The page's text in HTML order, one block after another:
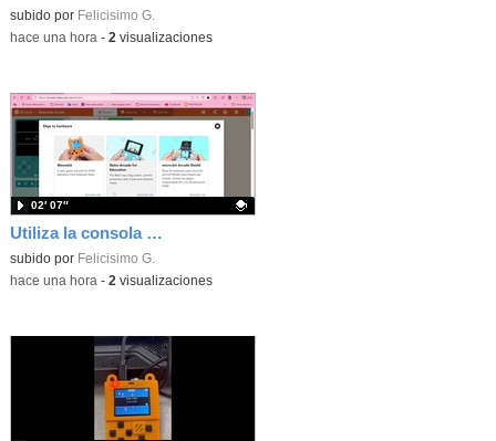
Contenido educativo.
subido por Felicisimo G.
-hace una hora - 2 visualizaciones
Utiliza la consola Mewbit de Kittenbot para llevar tus juegos arcade de MakeCode a tu mano
Contenido educativo.
subido por Felicisimo G.
02′ 07″
-hace una hora - 2 visualizaciones